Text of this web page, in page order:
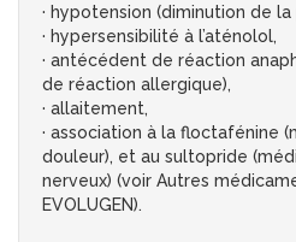
· hypotension (diminution de
· hypersensibilité à l’aténolol,
· antécédent de réaction
de réaction allergique),
· allaitement,
· association à la floctafénine
douleur), et au sultopride
nerveux) (voir Autres
EVOLUGEN).